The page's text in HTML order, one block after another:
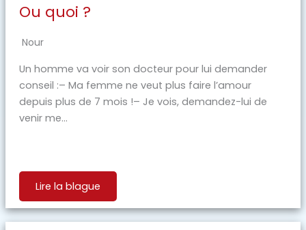
Ou quoi ?
Nour
Un homme va voir son docteur pour lui demander
conseil :– Ma femme ne veut plus faire l’amour
depuis plus de 7 mois !– Je vois, demandez-lui de
venir me...
Lire la blague